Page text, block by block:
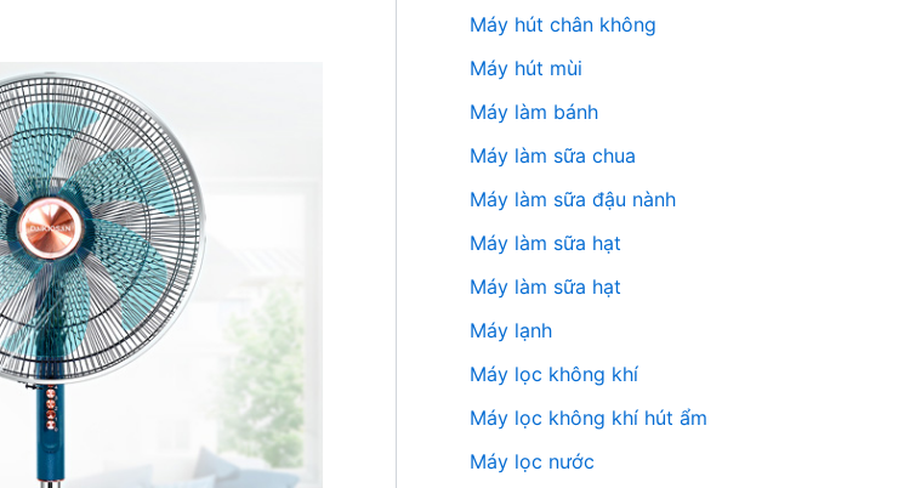
Máy hút chân không
Máy hút mùi
Máy làm bánh
Máy làm sữa chua
Máy làm sữa đậu nành
Máy làm sữa hạt
Máy làm sữa hạt
Máy lạnh
Máy lọc không khí
Máy lọc không khí hút ẩm
Máy lọc nước